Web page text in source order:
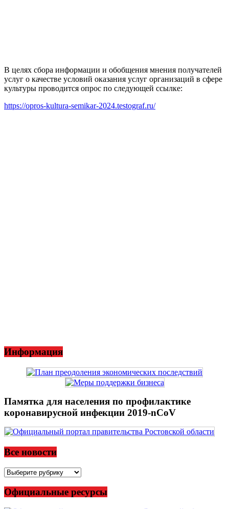
В целях сбора информации и обобщения мнения получателей
услуг о качестве условий оказания услуг организаций в сфере
культуры проводится опрос по следующей ссылке:
https://opros-kultura-semikar-2024.testograf.ru/
Информация
Памятка для населения по профилактике
коронавирусной инфекции 2019-nCoV
Все новости
Все
Официальные ресурсы